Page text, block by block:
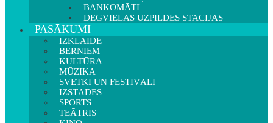
BANKOMĀTI
DEGVIELAS UZPILDES STACIJAS
PASĀKUMI
IZKLAIDE
BĒRNIEM
KULTŪRA
MŪZIKA
SVĒTKI UN FESTIVĀLI
IZSTĀDES
SPORTS
TEĀTRIS